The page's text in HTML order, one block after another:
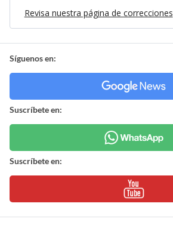
Revisa nuestra página de correcciones
Síguenos en:
Suscríbete en:
Suscríbete en: